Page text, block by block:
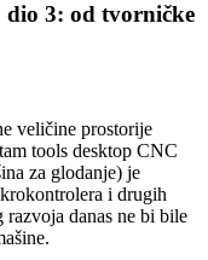
3: od tvorničke
veličine prostorije
tools desktop CNC
za glodanje) je
i drugih
danas ne bi bile